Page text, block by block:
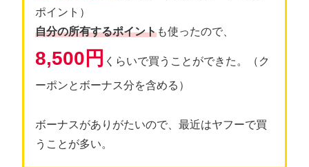
ポイント）
自分の所有するポイントも使ったので、
8,500円 くらいで買うことができた。（ク
ーポンとボーナス分を含める）
ボーナスがありがたいので、最近はヤフーで買
うことが多い。